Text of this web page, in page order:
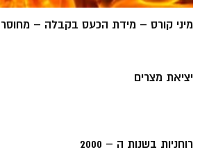
מיני קורס – מידת הכעס בקבלה –
יציאת מצרים
רוחניות בשנות ה – 2000